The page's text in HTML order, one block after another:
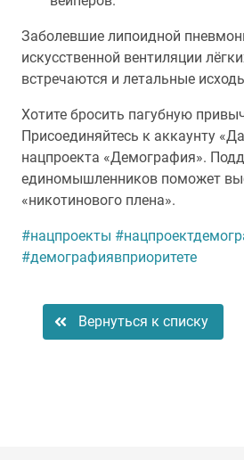
Заболевшие липоидной
искусственной вентиляции
встречаются и летальные
Хотите бросить пагубную
Присоединяйтесь к аккаунту
нацпроекта «Демография».
единомышленников поможет
«никотинового плена».
#нацпроекты
#демографиявприоритете
Вернуться к списку